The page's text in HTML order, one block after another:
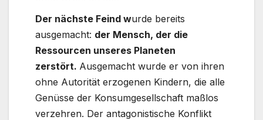
Der nächste Feind wurde bereits
ausgemacht: der Mensch, der die
Ressourcen unseres Planeten
zerstört. Ausgemacht wurde er von ihren
ohne Autorität erzogenen Kindern, die alle
Genüsse der Konsumgesellschaft maßlos
verzehren. Der antagonistische Konflikt